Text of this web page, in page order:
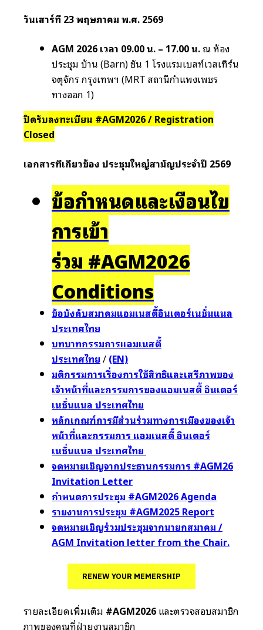
วันเสาร์ที่ 23 พฤษภาคม พ.ศ. 2569
AGM 2026 เวลา 09.00 น. – 17.00 น.ณ ห้อง
ประชุม บ้าน (Barn) ชั้น 1 โรงแรมเบสท์เวสเทิร์น
จตุจักร กรุงเทพฯ (MRT สถานีกำแพงเพชร
ทางออก 1)
ปิดรับลงทะเบียน #AGM2026 / Registration
Closed
เอกสารที่เกี่ยวข้อง ประชุมใหญ่สามัญประจำปี 2569
ข้อกำหนดและเงื่อนไข
การเข้า
ร่วม #AGM2026
Conditions
ข้อบังคับสมาคมแอมเนสตี้อินเตอร์เนชั่นแนล
ประเทศไทย
บทบาทกรรมการแอมเนสตี้
ประเทศไทย/(EN)
มติกรรมการเรื่องการใช้สิทธิและเสรีภาพของ
เจ้าหน้าที่และกรรมการของแอมเนสตี้ อินเตอร์
เนชั่นแนล ประเทศไทย
หลักเกณฑ์การมีส่วนร่วมทางการเมืองของเจ้า
หน้าที่และกรรมการ แอมเนสตี้ อินเตอร์
เนชั่นแนล ประเทศไทย
จดหมายเชิญจากประธานกรรมการ #AGM26
Invitation Letter
กำหนดการประชุม #AGM2026 Agenda
รายงานการประชุม #AGM2025 Report
จดหมายเชิญร่วมประชุมจากนายกสมาคม /
AGM Invitation letter from the Chair.
RENEW YOUR MEMERSHIP
รายละเอียดเพิ่มเติม #AGM2026และตรวจสอบสมาชิก
ภาพของคุณที่ฝ่ายงานสมาชิก